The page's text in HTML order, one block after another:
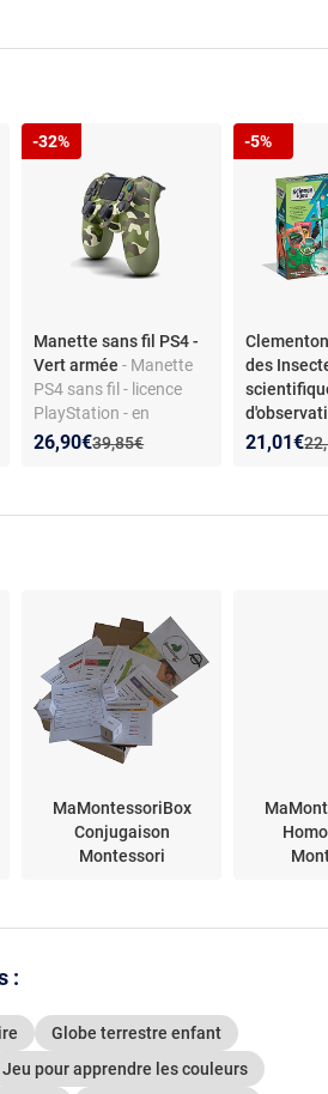
Manette sans fil PS4 -
Vert armée- Manette
PS4 sans fil - licence
PlayStation - en
plastiqueAncien prix :
39,85€
Nouveau prix :
26,90€
Réduction de :
-32%
des
cm- La
Nouveau
21,01€
-5%
MaMontessoriBox
Conjugaison
Montessori
:
Globe terrestre enfant
Jeu pour apprendre les couleurs